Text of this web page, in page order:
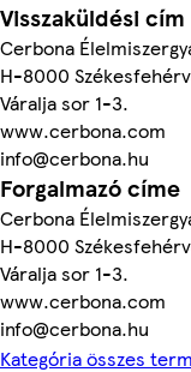
Visszaküldési cím
Cerbona
H-8000
Váralja sor 1-3.
www.cerbona.com
info@cerbona.hu
Forgalmazó címe
Cerbona
H-8000
Váralja sor 1-3.
www.cerbona.com
info@cerbona.hu
Kategória összes